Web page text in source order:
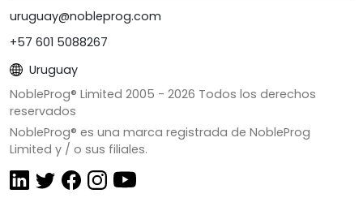
uruguay@nobleprog.com
+57 601 5088267
Uruguay
NobleProg® Limited 2005 - 2026 Todos los derechos
reservados
NobleProg® es una marca registrada de NobleProg
Limited y / o sus filiales.